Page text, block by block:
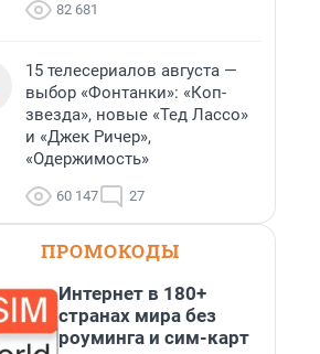
82 681
15 телесериалов августа —
выбор «Фонтанки»: «Коп-
звезда», новые «Тед Лассо»
и «Джек Ричер»,
«Одержимость»
60 147 27
ПРОМОКОДЫ
Интернет в 180+
странах мира без
роуминга и сим-карт